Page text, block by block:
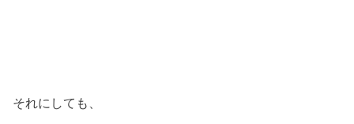
それにしても、